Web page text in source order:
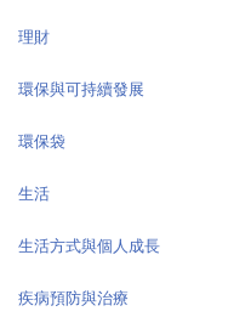
理財
環保與可持續發展
環保袋
生活
生活方式與個人成長
疾病預防與治療